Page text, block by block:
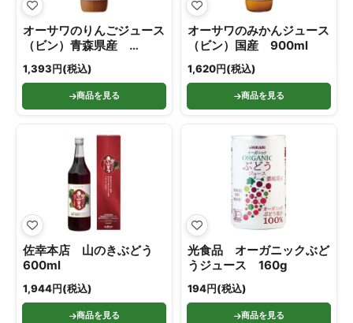
オーサワのりんごジュース
（ビン）青森県産
900ml
1,393円(税込)
商品を見る
オーサワのみかんジュース
（ビン）国産 900ml
1,620円(税込)
商品を見る
佐幸本店 山のきぶどう
600ml
1,944円(税込)
商品を見る
光食品 オーガニックぶど
うジュース 160g
194円(税込)
商品を見る